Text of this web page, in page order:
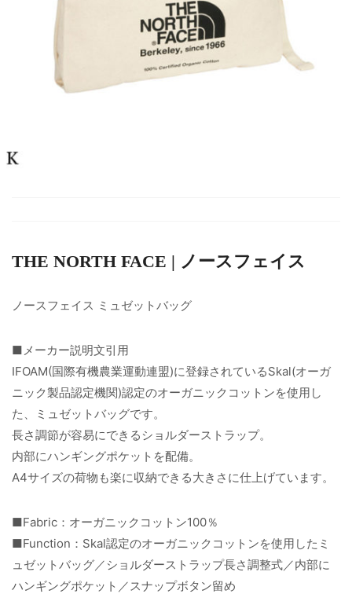
THE NORTH FACE | ノースフェイス
ノースフェイス ミュゼットバッグ
■メーカー説明文引用
IFOAM(国際有機農業運動連盟)に登録されているSkal(オーガ
ニック製品認定機関)認定のオーガニックコットンを使用し
た、ミュゼットバッグです。
長さ調節が容易にできるショルダーストラップ。
内部にハンギングポケットを配備。
A4サイズの荷物も楽に収納できる大きさに仕上げています。
■Fabric：オーガニックコットン100％
■Function：Skal認定のオーガニックコットンを使用したミ
ュゼットバッグ／ショルダーストラップ長さ調整式／内部に
ハンギングポケット／スナップボタン留め